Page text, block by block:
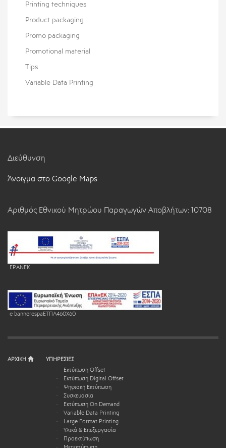
Printing techniques
Product packaging
Promo packaging
Promotional material
Tips
Variable Data Printing
Διεύθυνση
Άνοιγμα στο Google Maps
Αριθμός Εθνικού Μητρώου Παραγωγών Αποβλήτων: 10708
EPANEK
e bannerespaEΤΠΑ460X60
ΑΡΧΙΚΗ
ΥΠΗΡΕΣΙΕΣ
Εκτύπωση Offset
Εκτύπωση Digital Offset
Ψηφιακή Εκτύπωση
Συσκευασία
Εκτύπωση On Demand
Variable Data Printing
Large Format Printing
Υλικά & Επεξεργασία
Προεκτύπωση